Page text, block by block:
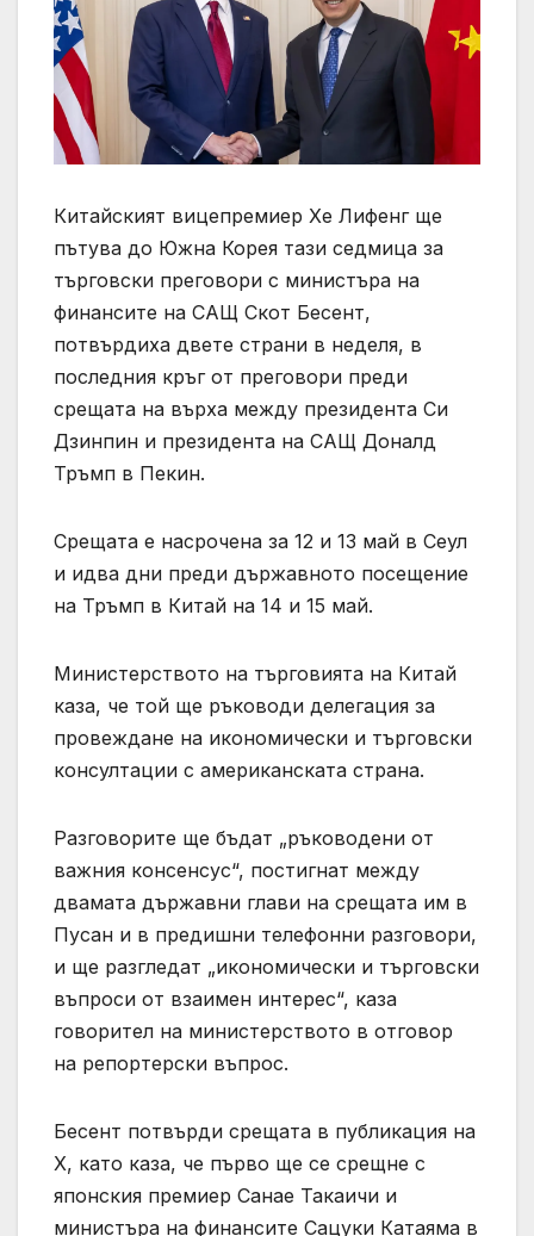
Китайският вицепремиер Хе Лифенг ще
пътува до Южна Корея тази седмица за
търговски преговори с министъра на
финансите на САЩ Скот Бесент,
потвърдиха двете страни в неделя, в
последния кръг от преговори преди
срещата на върха между президента Си
Дзинпин и президента на САЩ Доналд
Тръмп в Пекин.
Срещата е насрочена за 12 и 13 май в Сеул
и идва дни преди държавното посещение
на Тръмп в Китай на 14 и 15 май.
Министерството на търговията на Китай
каза, че той ще ръководи делегация за
провеждане на икономически и търговски
консултации с американската страна.
Разговорите ще бъдат „ръководени от
важния консенсус“, постигнат между
двамата държавни глави на срещата им в
Пусан и в предишни телефонни разговори,
и ще разгледат „икономически и търговски
въпроси от взаимен интерес“, каза
говорител на министерството в отговор
на репортерски въпрос.
Бесент потвърди срещата в публикация на
X, като каза, че първо ще се срещне с
японския премиер Санае Такаичи и
министъра на финансите Сацуки Катаяма в